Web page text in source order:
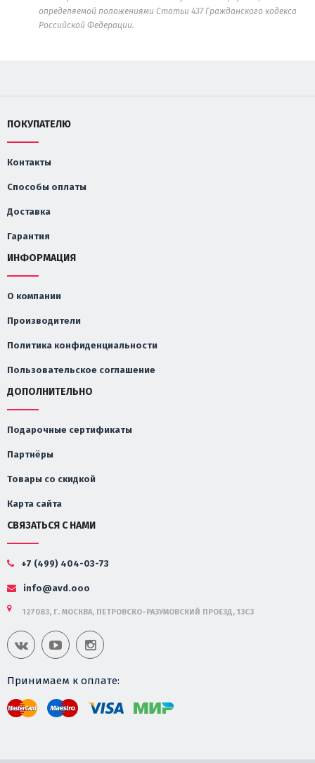
определяемой положениями Статьи 437 Гражданского кодекса
Российской Федерации.
ПОКУПАТЕЛЮ
Контакты
Способы оплаты
Доставка
Гарантия
ИНФОРМАЦИЯ
О компании
Производители
Политика конфиденциальности
Пользовательское соглашение
ДОПОЛНИТЕЛЬНО
Подарочные сертификаты
Партнёры
Товары со скидкой
Карта сайта
СВЯЗАТЬСЯ С НАМИ
+7 (499) 404-03-73
info@avd.ooo
127083, Г. МОСКВА, ПЕТРОВСКО-РАЗУМОВСКИЙ ПРОЕЗД, 13С3
Принимаем к оплате: